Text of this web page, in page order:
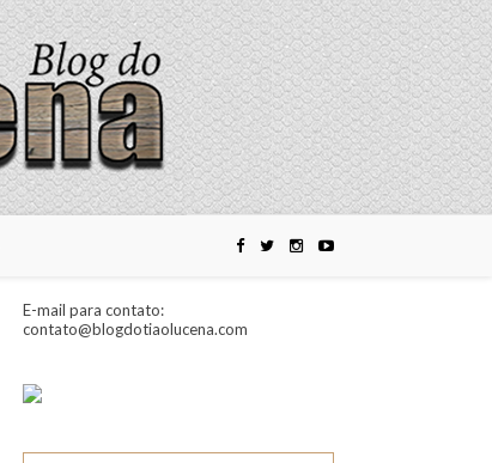
E-mail para contato:
contato@blogdotiaolucena.com